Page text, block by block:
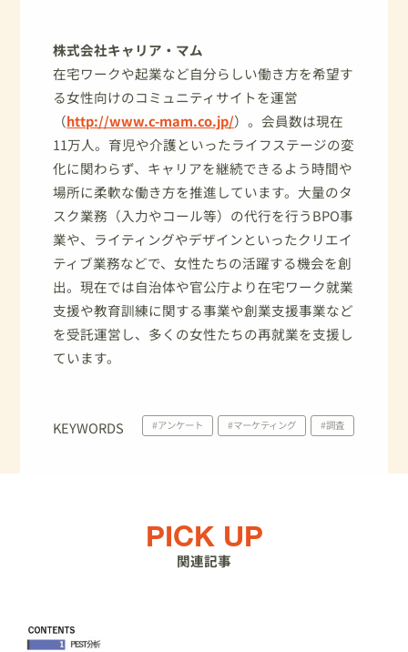
株式会社キャリア・マム
在宅ワークや起業など自分らしい働き方を希望す
る女性向けのコミュニティサイトを運営
（http://www.c-mam.co.jp/）。会員数は現在
11万人。育児や介護といったライフステージの変
化に関わらず、キャリアを継続できるよう時間や
場所に柔軟な働き方を推進しています。大量のタ
スク業務（入力やコール等）の代行を行うBPO事
業や、ライティングやデザインといったクリエイ
ティブ業務などで、女性たちの活躍する機会を創
出。現在では自治体や官公庁より在宅ワーク就業
支援や教育訓練に関する事業や創業支援事業など
を受託運営し、多くの女性たちの再就業を支援し
ています。
KEYWORDS #アンケート #マーケティング #調査
PICK UP
関連記事